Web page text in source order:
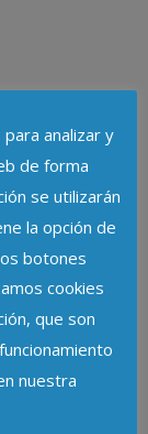
nuestros
de
y
del
el correo
analizar y
de forma
se utilizarán
la opción de
botones
cookies
que son
nuestra